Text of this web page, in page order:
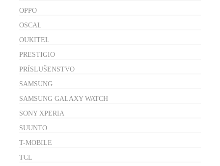
OPPO
OSCAL
OUKITEL
PRESTIGIO
PRÍSLUŠENSTVO
SAMSUNG
SAMSUNG GALAXY WATCH
SONY XPERIA
SUUNTO
T-MOBILE
TCL